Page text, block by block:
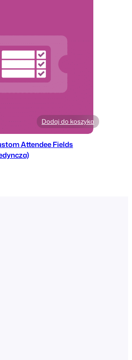
Dodaj do koszyka
Attendee Fields